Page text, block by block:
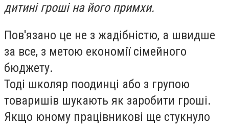
дитині гроші на його примхи.
Пов'язано це не з жадібністю, а швидше
за все, з метою економії сімейного
бюджету.
Тоді школяр поодинці або з групою
товаришів шукають як заробити гроші.
Якщо юному працівникові ще стукнуло